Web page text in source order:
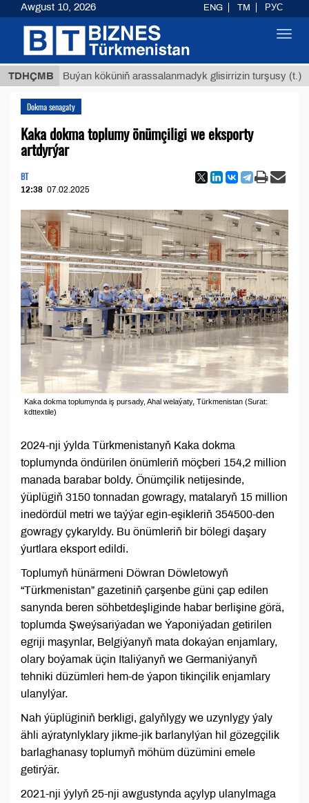
TDHÇMB
Buýan köküniň arassalanmadyk glisirrizin turşusy (t.)
Dokma senagaty
Kaka dokma toplumy önümçiligi we eksporty
artdyrýar
BT
12:38 07.02.2025
Kaka dokma toplumynda iş pursady, Ahal welaýaty, Türkmenistan (Surat:
kdttextile)
2024-nji ýylda Türkmenistanyň Kaka dokma
toplumynda öndürilen önümleriň möçberi 154,2 million
manada barabar boldy. Önümçilik netijesinde,
ýüplügiň 3150 tonnadan gowragy, matalaryň 15 million
inedördül metri we taýýar egin-eşikleriň 354500-den
gowragy çykaryldy. Bu önümleriň bir bölegi daşary
ýurtlara eksport edildi.
Toplumyň hünärmeni Döwran Döwletowyň
“Türkmenistan” gazetiniň çarşenbe güni çap edilen
sanynda beren söhbetdeşliginde habar berlişine görä,
toplumda Şweýsariýadan we Ýaponiýadan getirilen
egriji maşynlar, Belgiýanyň mata dokaýan enjamlary,
olary boýamak üçin Italiýanyň we Germaniýanyň
tehniki düzümleri hem-de ýapon tikinçilik enjamlary
ulanylýar.
Nah ýüplüginiň berkligi, galyňlygy we uzynlygy ýaly
ähli aýratynlyklary jikme-jik barlanylýan hil gözegçilik
barlaghanasy toplumyň möhüm düzümini emele
getirýär.
2021-nji ýylyň 25-nji awgustynda açylyp ulanylmaga
Awgust 10, 2026 ENG TM РУС